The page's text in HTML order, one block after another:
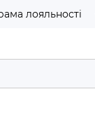
лояльності